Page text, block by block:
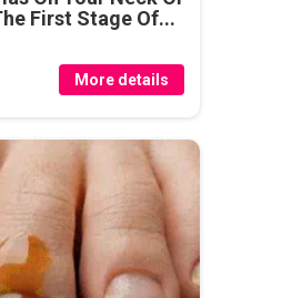
First Stage Of...
More details